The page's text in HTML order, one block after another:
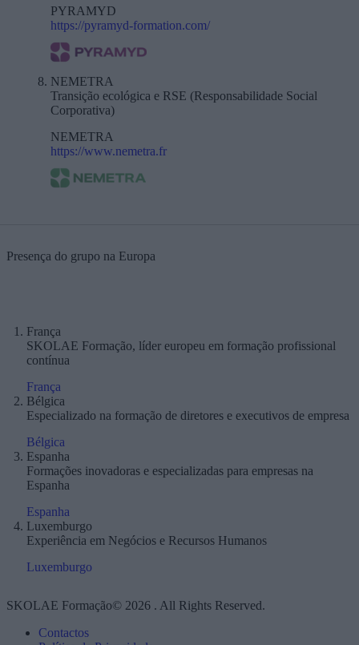
PYRAMYD
https://pyramyd-formation.com/
NEMETRA
Transição ecológica e RSE (Responsabilidade Social
Corporativa)
NEMETRA
https://www.nemetra.fr
Presença do grupo na Europa
França
SKOLAE Formação, líder europeu em formação profissional
contínua
França
Bélgica
Especializado na formação de diretores e executivos de empresa
Bélgica
Espanha
Formações inovadoras e especializadas para empresas na
Espanha
Espanha
Luxemburgo
Experiência em Negócios e Recursos Humanos
Luxemburgo
SKOLAE Formação© 2026 . All Rights Reserved.
Contactos